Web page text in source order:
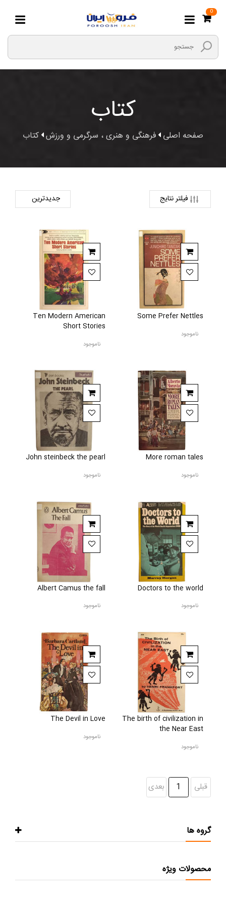
0
کتاب
صفحه اصلی فرهنگی و هنری ، سرگرمی و ورزش کتاب
فیلتر نتایج
Some Prefer Nettles
ناموجود
Ten Modern American
Short Stories
ناموجود
More roman tales
ناموجود
John steinbeck the pearl
ناموجود
Doctors to the world
ناموجود
Albert Camus the fall
ناموجود
The birth of civilization in
the Near East
ناموجود
The Devil in Love
ناموجود
قبلی 1 بعدی
گروه ها
محصولات ویژه